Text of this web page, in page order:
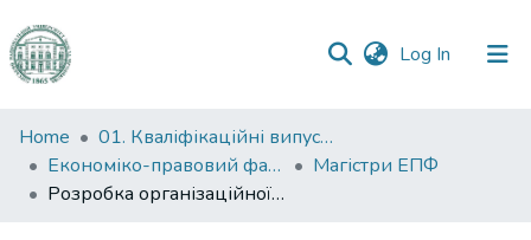
Log In (current)
Communities
&
Collections
Home
01. Кваліфікаційні випускні роботи здобувачів вищої освіти
Економіко-правовий факультет
Магістри ЕПФ
Розробка організаційної системи з підвищення ефективності персоналу підприємства